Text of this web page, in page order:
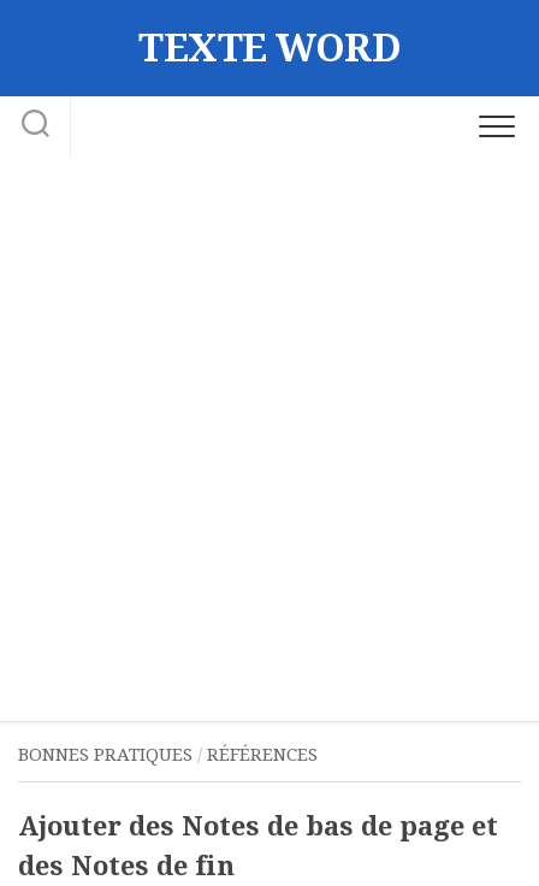
TEXTE WORD
BONNES PRATIQUES / RÉFÉRENCES
Ajouter des Notes de bas de page et
des Notes de fin